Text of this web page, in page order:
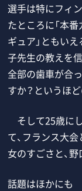
選手は特にフィ
たところに「本番
ギュア」ともい
子先生の教えを
全部の歯車が合
すか？というほ
そして25歳に
て、フランス大
女のすごさと、
話題はほかにも